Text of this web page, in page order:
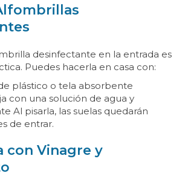
desinfectante en la entrada es
Puedes hacerla en casa con:
plástico o tela absorbente
con una solución de agua y
Al pisarla, las suelas quedarán
de entrar.
con Vinagre y